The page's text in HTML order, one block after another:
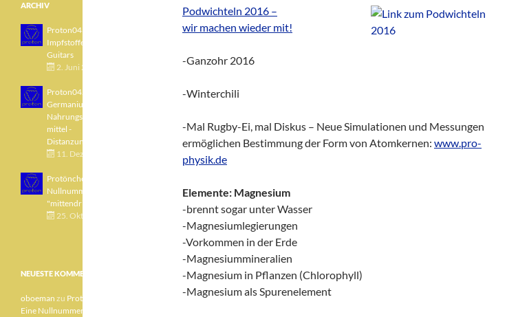
Podwichteln 2016 –
wir machen wieder mit!
-Ganzohr 2016
-Winterchili
-Mal Rugby-Ei, mal Diskus – Neue Simulationen und Messungen
ermöglichen Bestimmung der Form von Atomkernen: www.pro-
physik.de
Elemente: Magnesium
-brennt sogar unter Wasser
-Magnesiumlegierungen
-Vorkommen in der Erde
-Magnesiummineralien
-Magnesium in Pflanzen (Chlorophyll)
-Magnesium als Spurenelement
ARCHIV
Proton043 - Arsen -
Impfstoffe - Blue
Guitars
2. Juni 2021
Proton042 -
Germanium -
Nahrungsergänzungs
mittel -
Distanzunterricht
11. Dezember 2020
Protönchen 041 - Eine
Nullnummer
"mittendrin"
25. Oktober 2020
NEUESTE KOMMENTARE
oboeman zu Protönchen 041 –
Eine Nullnummer „mittendrin“